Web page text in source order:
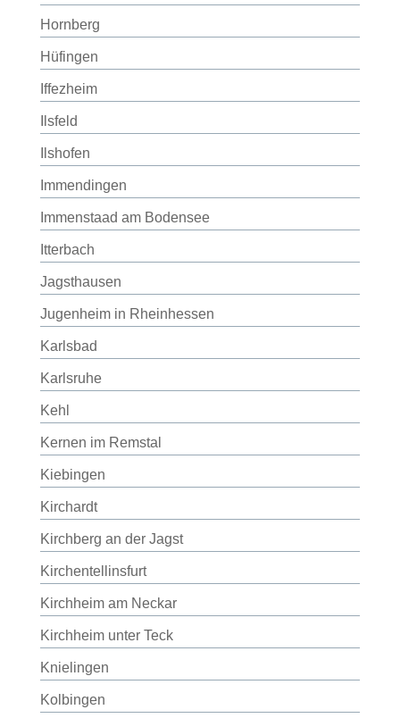
Hornberg
Hüfingen
Iffezheim
Ilsfeld
Ilshofen
Immendingen
Immenstaad am Bodensee
Itterbach
Jagsthausen
Jugenheim in Rheinhessen
Karlsbad
Karlsruhe
Kehl
Kernen im Remstal
Kiebingen
Kirchardt
Kirchberg an der Jagst
Kirchentellinsfurt
Kirchheim am Neckar
Kirchheim unter Teck
Knielingen
Kolbingen